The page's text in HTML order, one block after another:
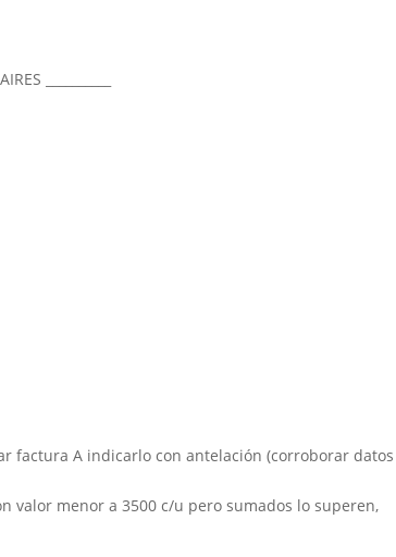
__________
factura A indicarlo con antelación (corroborar datos
valor menor a 3500 c/u pero sumados lo superen,